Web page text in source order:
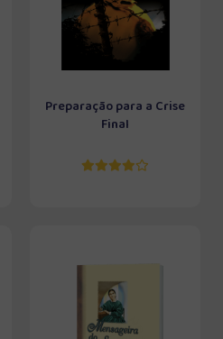
Preparação para a Crise
Final